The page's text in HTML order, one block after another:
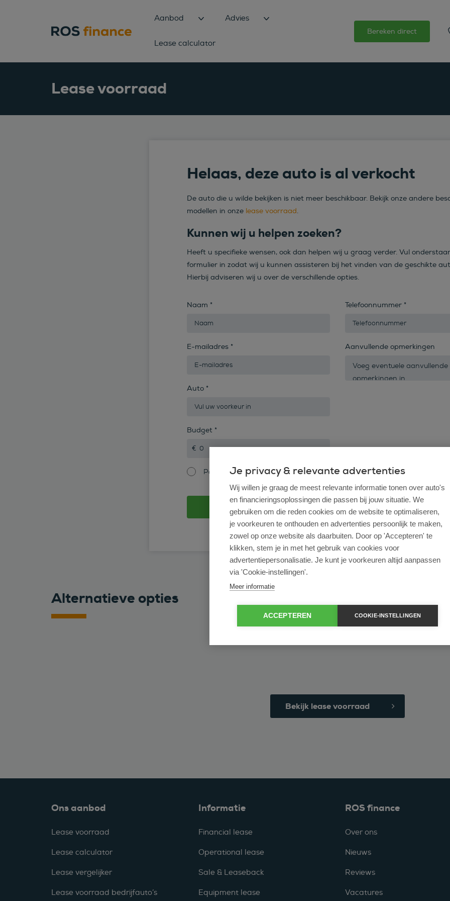
Aanbod Advies
Lease calculator
Bereken direct
Lease voorraad
Helaas, deze auto is al verkocht
De auto die u wilde bekijken is niet meer beschikbaar. Bekijk onze andere
modellen in onze lease voorraad.
Kunnen wij u helpen zoeken?
Heeft u specifieke wensen, ook dan helpen wij u graag verder. Vul
formulier in zodat wij u kunnen assisteren bij het vinden van de geschikte
Hierbij adviseren wij u over de verschillende opties.
Naam *
E-mailadres *
Auto *
Budget *
Particulier Zakelijk
Telefoonnummer *
Aanvullende opmerkingen
of bekijk ons volledige lease voorraad
Alternatieve opties
Bekijk lease voorraad
Ons aanbod
Lease voorraad
Lease calculator
Lease vergelijker
Lease voorraad bedrijfauto’s
Informatie
Financial lease
Operational lease
Sale & Leaseback
Equipment lease
ROS finance
Over ons
Nieuws
Reviews
Vacatures
Je privacy & relevante advertenties
Wij willen je graag de meest relevante informatie tonen over auto's
en financieringsoplossingen die passen bij jouw situatie. We
gebruiken om die reden cookies om de website te optimaliseren,
je voorkeuren te onthouden en advertenties persoonlijk te maken,
zowel op onze website als daarbuiten. Door op 'Accepteren' te
klikken, stem je in met het gebruik van cookies voor
advertentiepersonalisatie. Je kunt je voorkeuren altijd aanpassen
via 'Cookie-instellingen'.
Meer informatie
ACCEPTEREN COOKIE-INSTELLINGEN